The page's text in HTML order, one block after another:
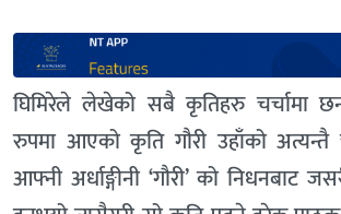
घिमिरेले लेखेको सबै कृतिहरु चर्चामा
रुपमा आएको कृति गौरी उहाँको अत्यन्तै
आफ्नी अर्धाङ्गीनी ‘गौरी’ को निधनबाट